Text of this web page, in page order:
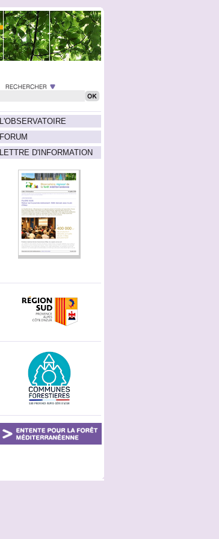
L'OBSERVATOIRE
FORUM
LETTRE D'INFORMATION